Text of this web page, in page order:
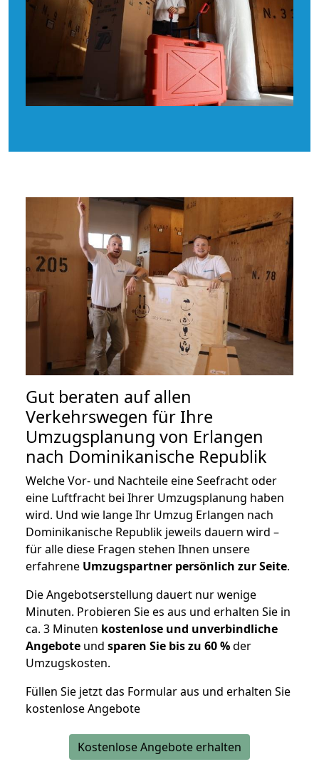
Gut beraten auf allen
Verkehrswegen für Ihre
Umzugsplanung von Erlangen
nach Dominikanische Republik
Welche Vor- und Nachteile eine Seefracht oder
eine Luftfracht bei Ihrer Umzugsplanung haben
wird. Und wie lange Ihr Umzug Erlangen nach
Dominikanische Republik jeweils dauern wird –
für alle diese Fragen stehen Ihnen unsere
erfahrene Umzugspartner persönlich zur Seite.
Die Angebotserstellung dauert nur wenige
Minuten. Probieren Sie es aus und erhalten Sie in
ca. 3 Minuten kostenlose und unverbindliche
Angebote und sparen Sie bis zu 60 %der
Umzugskosten.
Füllen Sie jetzt das Formular aus und erhalten Sie
kostenlose Angebote
Kostenlose Angebote erhalten